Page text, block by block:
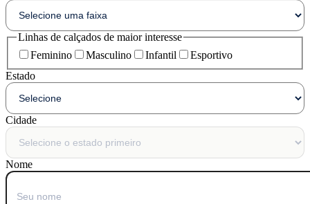
Linhas de calçados de maior interesse
Feminino
Masculino Infantil
Esportivo
Estado
Cidade
Nome